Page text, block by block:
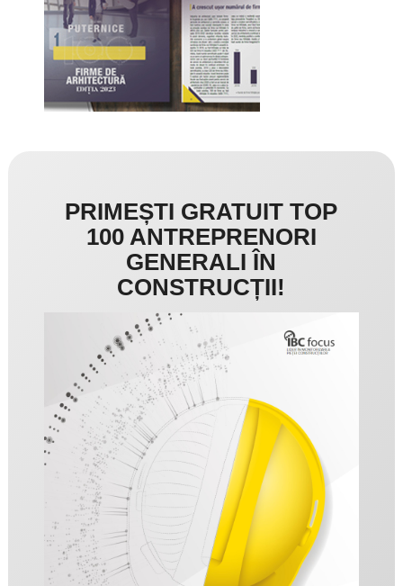
PRIMEȘTI GRATUIT TOP
100 ANTREPRENORI
GENERALI ÎN
CONSTRUCȚII!